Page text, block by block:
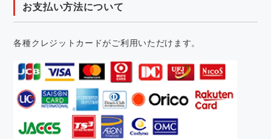
お支払い方法について
各種クレジットカードがご利用いただけます。